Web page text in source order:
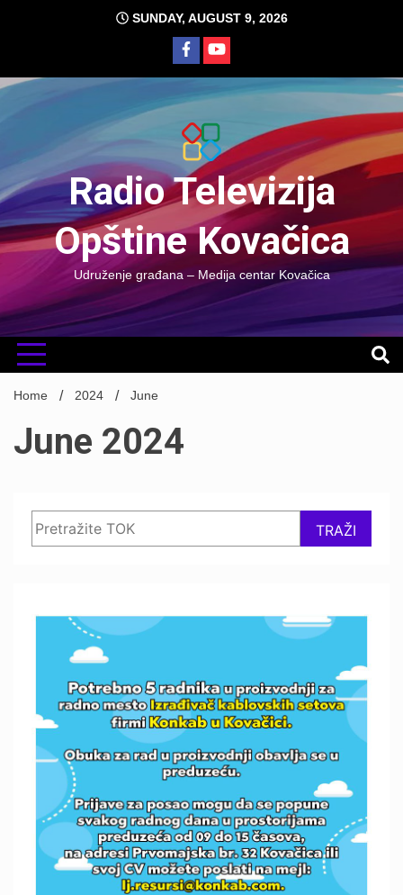
SUNDAY, AUGUST 9, 2026
Radio Televizija
Opštine Kovačica
Udruženje građana – Medija centar Kovačica
Home 2024 June
June 2024
TRAŽI